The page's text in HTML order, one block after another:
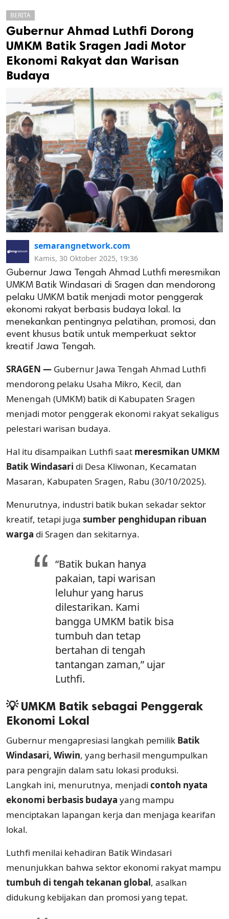
cipta.
BERITA
Gubernur Ahmad Luthfi Dorong
UMKM Batik Sragen Jadi Motor
Ekonomi Rakyat dan Warisan
Budaya
semarangnetwork.com
Kamis, 30 Oktober 2025, 19:36
Gubernur Jawa Tengah Ahmad Luthfi meresmikan
UMKM Batik Windasari di Sragen dan mendorong
pelaku UMKM batik menjadi motor penggerak
ekonomi rakyat berbasis budaya lokal. Ia
menekankan pentingnya pelatihan, promosi, dan
event khusus batik untuk memperkuat sektor
kreatif Jawa Tengah.
SRAGEN — Gubernur Jawa Tengah Ahmad Luthfi
mendorong pelaku Usaha Mikro, Kecil, dan
Menengah (UMKM) batik di Kabupaten Sragen
menjadi motor penggerak ekonomi rakyat sekaligus
pelestari warisan budaya.
Hal itu disampaikan Luthfi saat meresmikan UMKM
Batik Windasari di Desa Kliwonan, Kecamatan
Masaran, Kabupaten Sragen, Rabu (30/10/2025).
Menurutnya, industri batik bukan sekadar sektor
kreatif, tetapi juga sumber penghidupan ribuan
warga di Sragen dan sekitarnya.
“Batik bukan hanya
pakaian, tapi warisan
leluhur yang harus
dilestarikan. Kami
bangga UMKM batik bisa
tumbuh dan tetap
bertahan di tengah
tantangan zaman,” ujar
Luthfi.
💡 UMKM Batik sebagai Penggerak
Ekonomi Lokal
Gubernur mengapresiasi langkah pemilik Batik
Windasari, Wiwin, yang berhasil mengumpulkan
para pengrajin dalam satu lokasi produksi.
Langkah ini, menurutnya, menjadi contoh nyata
ekonomi berbasis budaya yang mampu
menciptakan lapangan kerja dan menjaga kearifan
lokal.
Luthfi menilai kehadiran Batik Windasari
menunjukkan bahwa sektor ekonomi rakyat mampu
tumbuh di tengah tekanan global, asalkan
didukung kebijakan dan promosi yang tepat.